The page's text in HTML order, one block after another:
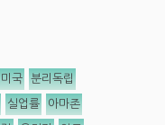
미국 분리독립
실업률 아마존